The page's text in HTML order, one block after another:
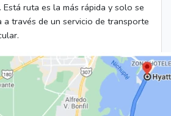
Está ruta es la más rápida y solo se
a través de un servicio de transporte